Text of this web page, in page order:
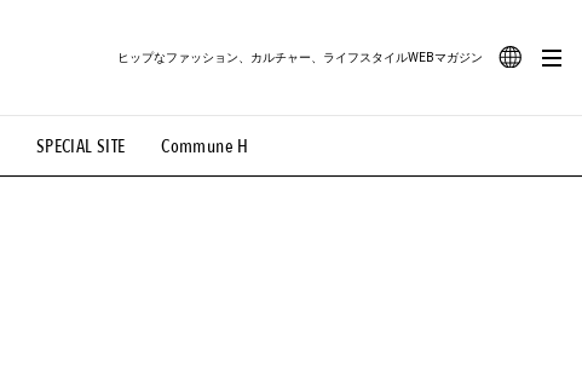
SPECIAL SITE Commune H
ヒップなファッション、カルチャー、ライフスタイルWEBマガジン
#路地裏てぃーん。 #MONTHLY JOURNAL
#MOVIE #LIFESTYLE #SNEAKER #OUTDOOR